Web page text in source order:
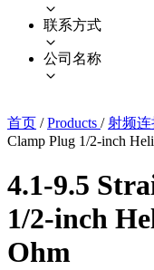
联系方式
公司名称
首页 / Products / 射频连
Clamp Plug 1/2-inch
4.1-9.5
1/2-inch
Ohm